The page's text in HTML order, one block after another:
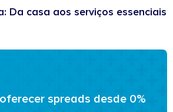
Da casa aos serviços essenciais
spreads desde 0%